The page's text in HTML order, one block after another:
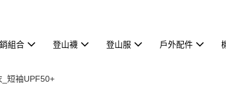
組合 登山襪 登山服 戶外配件
_短袖UPF50+